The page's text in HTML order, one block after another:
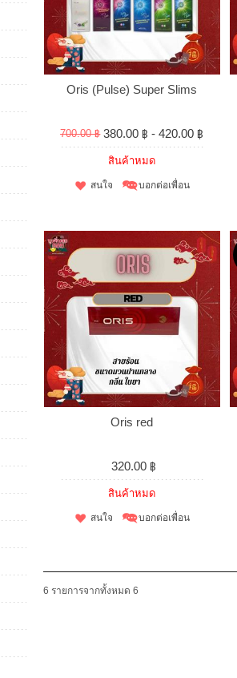
Oris (Pulse) Super Slims
700.00 ฿ 380.00 ฿ - 420.00 ฿
สินค้าหมด
สนใจ บอกต่อเพื่อน
Oris red
320.00 ฿
สินค้าหมด
สนใจ บอกต่อเพื่อน
6 รายการจากทั้งหมด 6